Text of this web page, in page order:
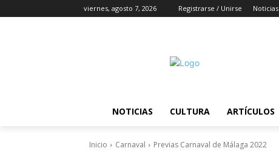
viernes, agosto 7, 2026 Registrarse / Unirse Noticias
NOTICIAS CULTURA ARTÍCULOS
Inicio Carnaval Previas Carnaval de Málaga 2022